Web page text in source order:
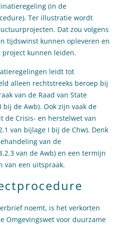
(in de
Ter illustratie wordt
Dat zou volgens
tijdswinst kunnen opleveren en
kunnen leiden.
leidt tot
alleen rechtstreeks beroep bij
van de Raad van State
de Awb). Ook zijn vaak de
de Crisis- en herstelwet van
van bijlage I bij de Chw). Denk
van de
van de Awb) en een termijn
van een uitspraak.
noemt, is het verkorten
Omgevingswet voor duurzame